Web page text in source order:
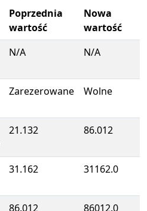
Poprzednia
wartość
Nowa
wartość
N/A N/A
Zarezerowane Wolne
21.132 86.012
31.162 31162.0
86.012 86012.0